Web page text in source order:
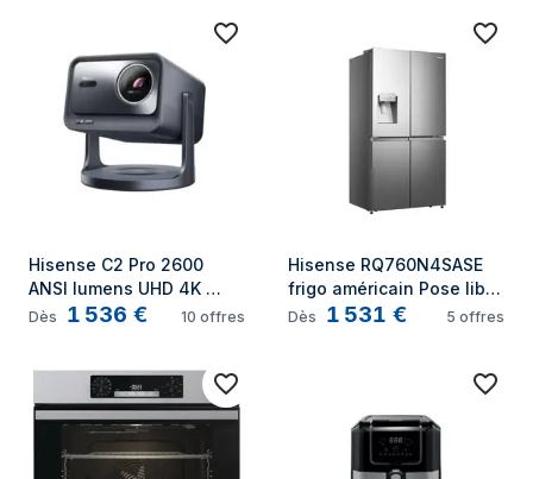
Hisense C2 Pro 2600
ANSI lumens UHD 4K
(3840x2160) Gris
Dès 1 536 € 10 offres
Hisense RQ760N4SASE
frigo américain Pose libre
584 L E Acier inoxydable
Dès 1 531 € 5 offres